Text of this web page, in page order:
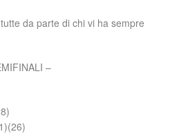
da parte di chi vi ha sempre
–